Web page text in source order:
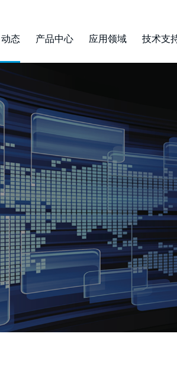
态 产品中心 应用领域 技术支